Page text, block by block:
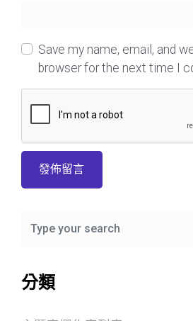
Save my name, email, and
browser for the next time I
分類